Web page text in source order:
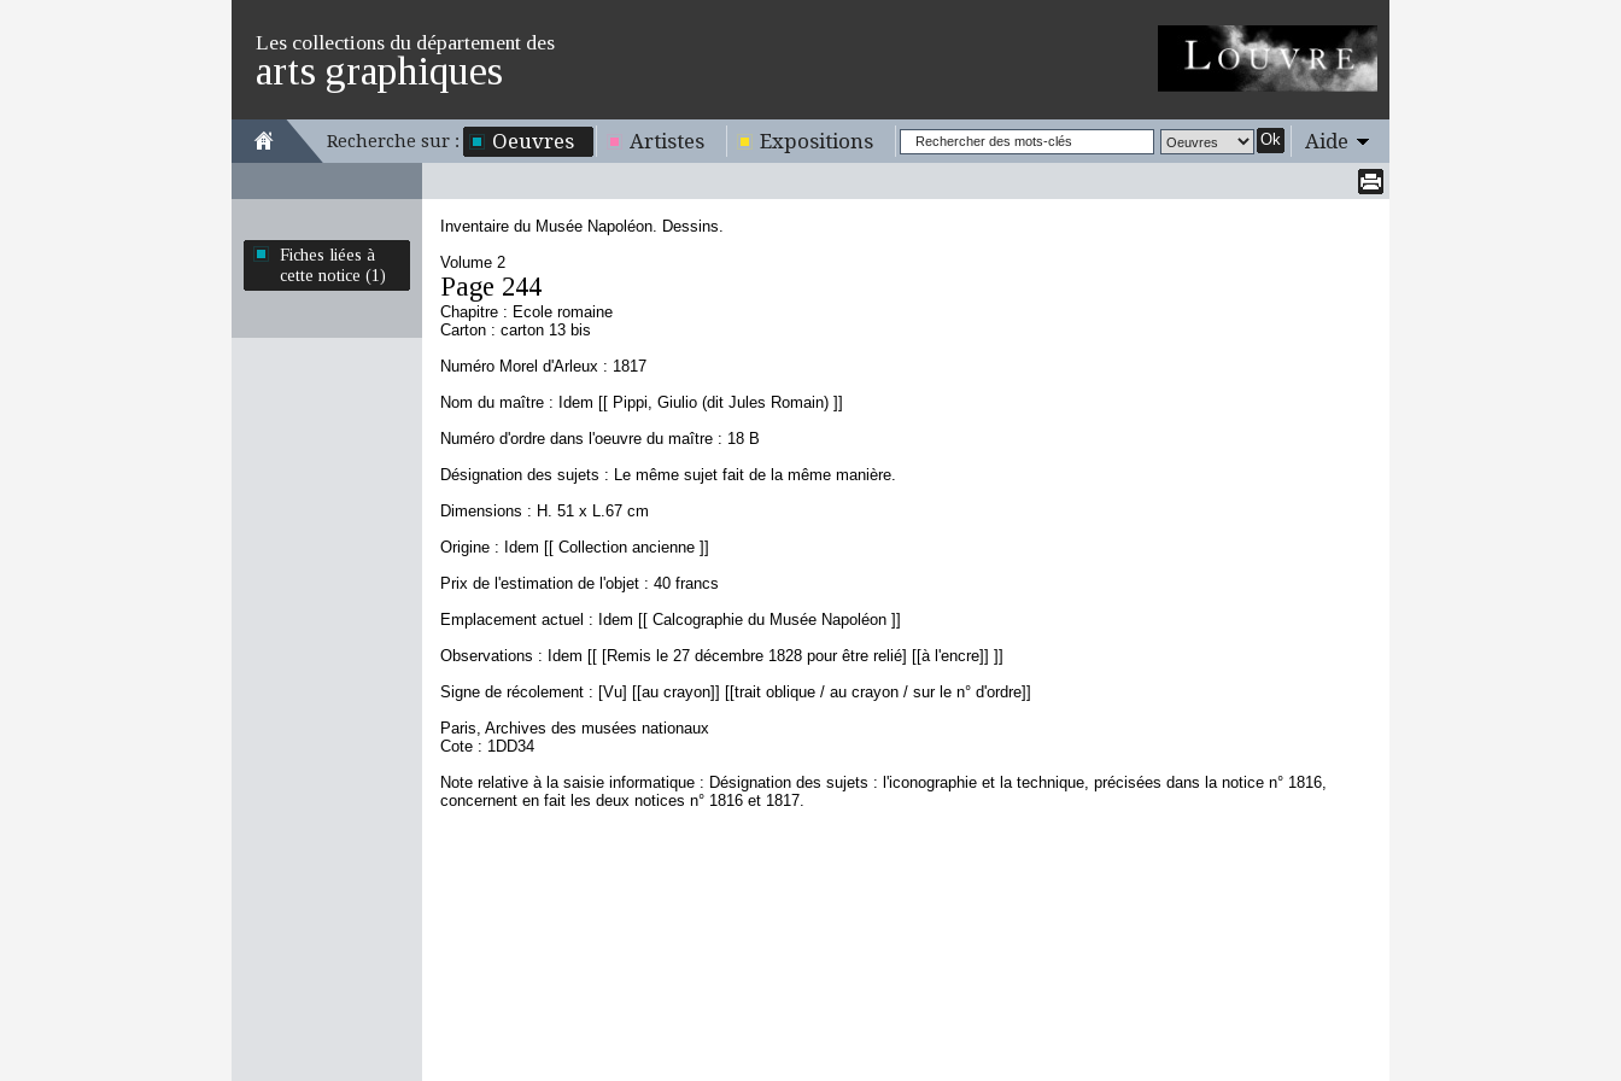
Les collections du département des
arts graphiques
Recherche sur : Oeuvres Artistes Expositions Ok Aide
Fiches liées à
cette notice (1)
Inventaire du Musée Napoléon. Dessins.
Volume 2
Page 244
Chapitre : Ecole romaine
Carton : carton 13 bis
Numéro Morel d'Arleux : 1817
Nom du maître : Idem [[ Pippi, Giulio (dit Jules Romain) ]]
Numéro d'ordre dans l'oeuvre du maître : 18 B
Désignation des sujets : Le même sujet fait de la même manière.
Dimensions : H. 51 x L.67 cm
Origine : Idem [[ Collection ancienne ]]
Prix de l'estimation de l'objet : 40 francs
Emplacement actuel : Idem [[ Calcographie du Musée Napoléon ]]
Observations : Idem [[ [Remis le 27 décembre 1828 pour être relié] [[à l'encre]] ]]
Signe de récolement : [Vu] [[au crayon]] [[trait oblique / au crayon / sur le n° d'ordre]]
Paris, Archives des musées nationaux
Cote : 1DD34
Note relative à la saisie informatique : Désignation des sujets : l'iconographie et la technique, précisées dans la notice n° 1816,
concernent en fait les deux notices n° 1816 et 1817.